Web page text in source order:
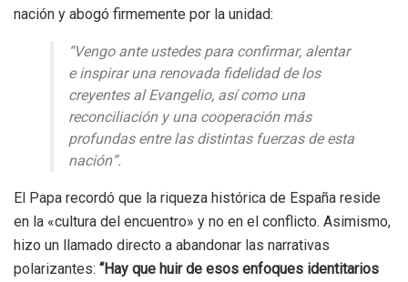
nación y abogó firmemente por la unidad:
“Vengo ante ustedes para confirmar, alentar
e inspirar una renovada fidelidad de los
creyentes al Evangelio, así como una
reconciliación y una cooperación más
profundas entre las distintas fuerzas de esta
nación”.
El Papa recordó que la riqueza histórica de España reside
en la «cultura del encuentro» y no en el conflicto. Asimismo,
hizo un llamado directo a abandonar las narrativas
polarizantes: “Hay que huir de esos enfoques identitarios